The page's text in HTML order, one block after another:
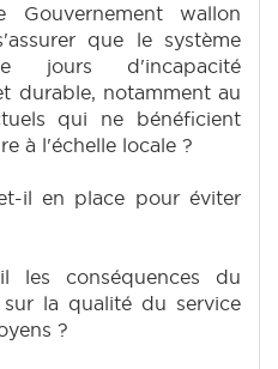
Gouvernement wallon
que le système
jours d'incapacité
durable, notamment au
qui ne bénéficient
à l'échelle locale ?
il en place pour éviter
les conséquences du
la qualité du service
?